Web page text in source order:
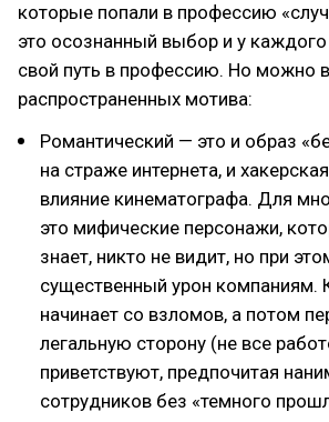
которые попали в профессию
это осознанный выбор и у каждого
свой путь в профессию. Но можно
распространенных мотива:
Романтический — это и образ
на страже интернета, и
влияние кинематографа. Для
это мифические персонажи,
знает, никто не видит, но при
существенный урон компаниям.
начинает со взломов, а потом
легальную сторону (не все
приветствуют, предпочитая
сотрудников без «темного